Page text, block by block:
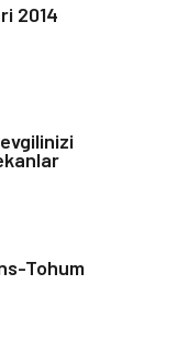
2014
Tohum